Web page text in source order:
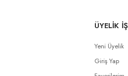
ÜYELİK
Yeni Üyelik
Giriş Yap